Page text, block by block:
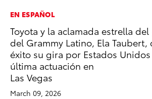
EN ESPAÑOL
Toyota y la aclamada estrella
del Grammy Latino, Ela Taubert,
éxito su gira por Estados
última actuación en
Las Vegas
March 09, 2026